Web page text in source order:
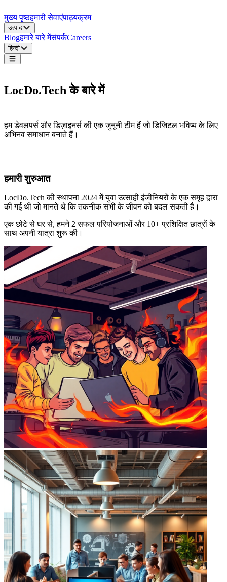
मुख्य पृष्ठहमारी सेवाएंपाठ्यक्रम
उत्पाद
Blogहमारे बारे मेंसंपर्कCareers
हिन्दी
LocDo.Tech के बारे में
हम डेवलपर्स और डिज़ाइनर्स की एक जुनूनी टीम हैं जो डिजिटल भविष्य के लिए
अभिनव समाधान बनाते हैं।
हमारी शुरुआत
LocDo.Tech की स्थापना 2024 में युवा उत्साही इंजीनियरों के एक समूह द्वारा
की गई थी जो मानते थे कि तकनीक सभी के जीवन को बदल सकती है।
एक छोटे से घर से, हमने 2 सफल परियोजनाओं और 10+ प्रशिक्षित छात्रों के
साथ अपनी यात्रा शुरू की।